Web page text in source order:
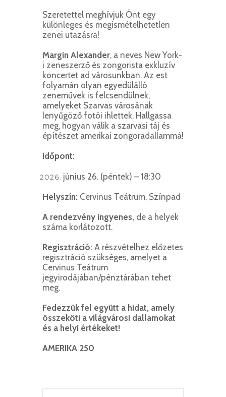
Szeretettel meghívjuk Önt egy
különleges és megismételhetetlen
zenei utazásra!
Margin Alexander, a neves New York-
i zeneszerző és zongorista exkluzív
koncertet ad városunkban. Az est
folyamán olyan egyedülálló
zeneművek is felcsendülnek,
amelyeket Szarvas városának
lenyűgöző fotói ihlettek. Hallgassa
meg, hogyan válik a szarvasi táj és
építészet amerikai zongoradallammá!
Időpont:
június 26. (péntek) – 18:30
Helyszín: Cervinus Teátrum, Színpad
A rendezvény ingyenes, de a helyek
száma korlátozott.
Regisztráció: A részvételhez előzetes
regisztráció szükséges, amelyet a
Cervinus Teátrum
jegyirodájában/pénztárában tehet
meg.
Fedezzük fel együtt a hidat, amely
összeköti a világvárosi dallamokat
és a helyi értékeket!
AMERIKA 250